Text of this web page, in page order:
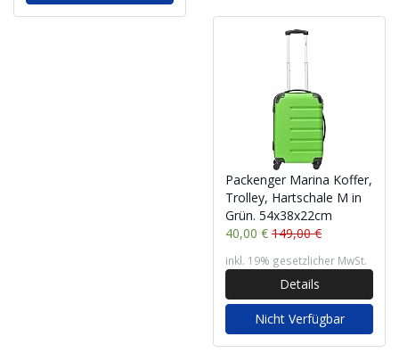
Packenger Marina Koffer,
Trolley, Hartschale M in
Grün. 54x38x22cm
40,00 € 149,00 €
inkl. 19% gesetzlicher MwSt.
Details
Nicht Verfügbar